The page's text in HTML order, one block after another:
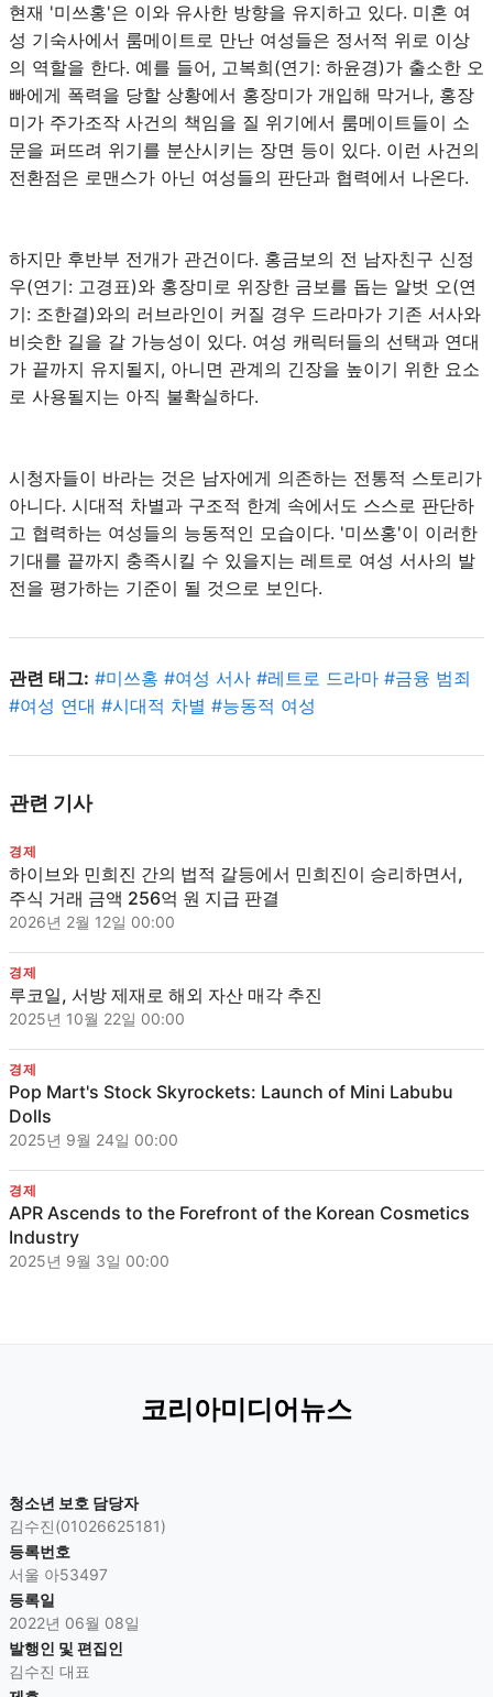
현재 '미쓰홍'은 이와 유사한 방향을 유지하고 있다. 미혼 여
성 기숙사에서 룸메이트로 만난 여성들은 정서적 위로 이상
의 역할을 한다. 예를 들어, 고복희(연기: 하윤경)가 출소한 오
빠에게 폭력을 당할 상황에서 홍장미가 개입해 막거나, 홍장
미가 주가조작 사건의 책임을 질 위기에서 룸메이트들이 소
문을 퍼뜨려 위기를 분산시키는 장면 등이 있다. 이런 사건의
전환점은 로맨스가 아닌 여성들의 판단과 협력에서 나온다.
하지만 후반부 전개가 관건이다. 홍금보의 전 남자친구 신정
우(연기: 고경표)와 홍장미로 위장한 금보를 돕는 알벗 오(연
기: 조한결)와의 러브라인이 커질 경우 드라마가 기존 서사와
비슷한 길을 갈 가능성이 있다. 여성 캐릭터들의 선택과 연대
가 끝까지 유지될지, 아니면 관계의 긴장을 높이기 위한 요소
로 사용될지는 아직 불확실하다.
시청자들이 바라는 것은 남자에게 의존하는 전통적 스토리가
아니다. 시대적 차별과 구조적 한계 속에서도 스스로 판단하
고 협력하는 여성들의 능동적인 모습이다. '미쓰홍'이 이러한
기대를 끝까지 충족시킬 수 있을지는 레트로 여성 서사의 발
전을 평가하는 기준이 될 것으로 보인다.
관련 태그: #미쓰홍 #여성 서사 #레트로 드라마 #금융 범죄
#여성 연대 #시대적 차별 #능동적 여성
관련 기사
경제
하이브와 민희진 간의 법적 갈등에서 민희진이 승리하면서,
주식 거래 금액 256억 원 지급 판결
2026년 2월 12일 00:00
경제
루코일, 서방 제재로 해외 자산 매각 추진
2025년 10월 22일 00:00
경제
Pop Mart's Stock Skyrockets: Launch of Mini Labubu
Dolls
2025년 9월 24일 00:00
경제
APR Ascends to the Forefront of the Korean Cosmetics
Industry
2025년 9월 3일 00:00
코리아미디어뉴스
청소년 보호 담당자
김수진(01026625181)
등록번호
서울 아53497
등록일
2022년 06월 08일
발행인 및 편집인
김수진 대표